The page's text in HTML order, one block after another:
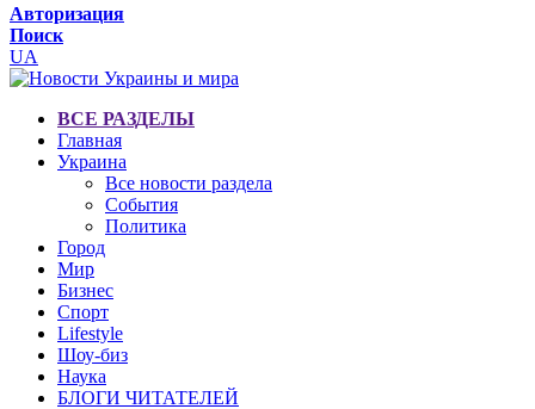
Авторизация
Поиск
UA
ВСЕ РАЗДЕЛЫ
Главная
Украина
Все новости раздела
События
Политика
Город
Мир
Бизнес
Спорт
Lifestyle
Шоу-биз
Наука
БЛОГИ ЧИТАТЕЛЕЙ